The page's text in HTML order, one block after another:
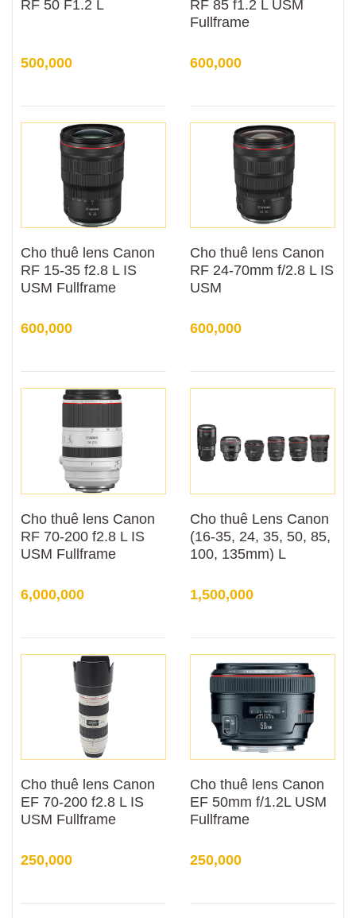
RF 50 F1.2 L
500,000
RF 85 f1.2 L USM
Fullframe
600,000
Cho thuê lens Canon
RF 15-35 f2.8 L IS
USM Fullframe
600,000
Cho thuê lens Canon
RF 24-70mm f/2.8 L IS
USM
600,000
Cho thuê lens Canon
RF 70-200 f2.8 L IS
USM Fullframe
6,000,000
Cho thuê Lens Canon
(16-35, 24, 35, 50, 85,
100, 135mm) L
1,500,000
Cho thuê lens Canon
EF 70-200 f2.8 L IS
USM Fullframe
250,000
Cho thuê lens Canon
EF 50mm f/1.2L USM
Fullframe
250,000